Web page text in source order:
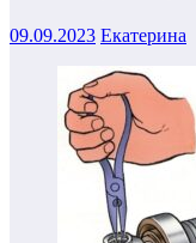
09.09.2023 Екатерина